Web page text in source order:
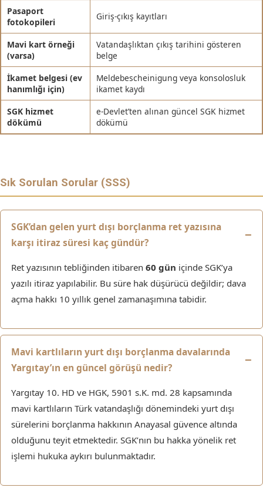
Pasaport
fotokopileri
Giriş-çıkış kayıtları
Mavi kart örneği
(varsa)
Vatandaşlıktan çıkış tarihini gösteren
belge
İkamet belgesi (ev
hanımlığı için)
Meldebescheinigung veya konsolosluk
ikamet kaydı
SGK hizmet
dökümü
e-Devlet’ten alınan güncel SGK hizmet
dökümü
Sık Sorulan Sorular (SSS)
SGK’dan gelen yurt dışı borçlanma ret yazısına
karşı itiraz süresi kaç gündür?
Ret yazısının tebliğinden itibaren 60 gün içinde SGK’ya
yazılı itiraz yapılabilir. Bu süre hak düşürücü değildir; dava
açma hakkı 10 yıllık genel zamanaşımına tabidir.
Mavi kartlıların yurt dışı borçlanma davalarında
Yargıtay’ın en güncel görüşü nedir?
Yargıtay 10. HD ve HGK, 5901 s.K. md. 28 kapsamında
mavi kartlıların Türk vatandaşlığı dönemindeki yurt dışı
sürelerini borçlanma hakkının Anayasal güvence altında
olduğunu teyit etmektedir. SGK’nın bu hakka yönelik ret
işlemi hukuka aykırı bulunmaktadır.